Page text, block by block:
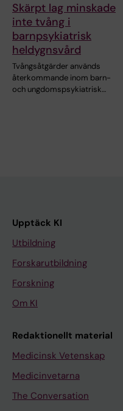
Skärpt lag minskade
inte tvång i
barnpsykiatrisk
heldygnsvård
Tvångsåtgärder används
återkommande inom barn-
och ungdomspsykiatrisk…
Upptäck KI
Utbildning
Forskarutbildning
Forskning
Om KI
Redaktionellt material
Medicinsk Vetenskap
Medicinvetarna
The Conversation